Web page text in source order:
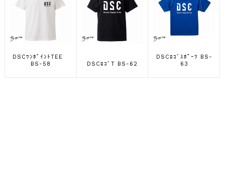
DSCﾜﾝﾎﾟｲﾝﾄTEE
BS-58
DSCﾛｺﾞT BS-62
DSCﾛｺﾞｽﾎﾟｰﾂ BS-
63